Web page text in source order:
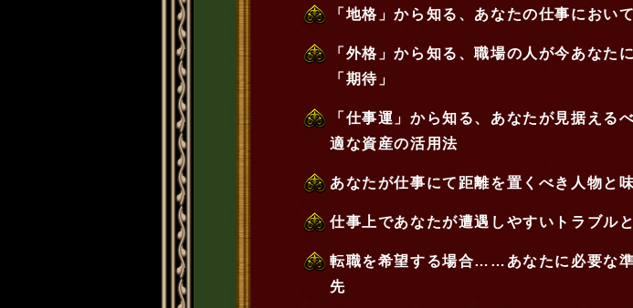
「地格」から知る、あなたの仕事におい
「外格」から知る、職場の人が今あなた
「期待」
「仕事運」から知る、あなたが見据える
適な資産の活用法
あなたが仕事にて距離を置くべき人物と
仕事上であなたが遭遇しやすいトラブル
転職を希望する場合……あなたに必要な
先